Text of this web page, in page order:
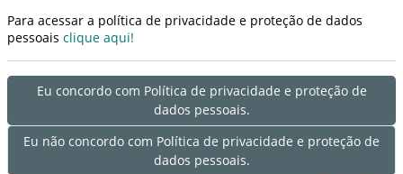
Para acessar a política de privacidade e proteção de dados
pessoais clique aqui!
Eu concordo com Política de privacidade e proteção de
dados pessoais.
Eu não concordo com Política de privacidade e proteção de
dados pessoais.